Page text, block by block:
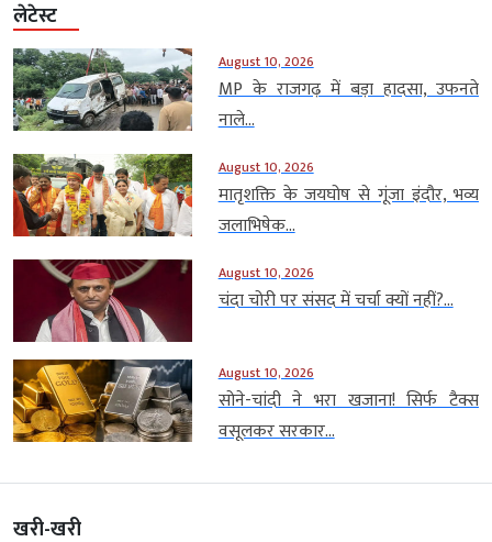
लेटेस्ट
August 10, 2026
MP के राजगढ़ में बड़ा हादसा, उफनते
नाले...
August 10, 2026
मातृशक्ति के जयघोष से गूंजा इंदौर, भव्य
जलाभिषेक...
August 10, 2026
चंदा चोरी पर संसद में चर्चा क्यों नहीं?...
August 10, 2026
सोने-चांदी ने भरा खजाना! सिर्फ टैक्स
वसूलकर सरकार...
खरी-खरी